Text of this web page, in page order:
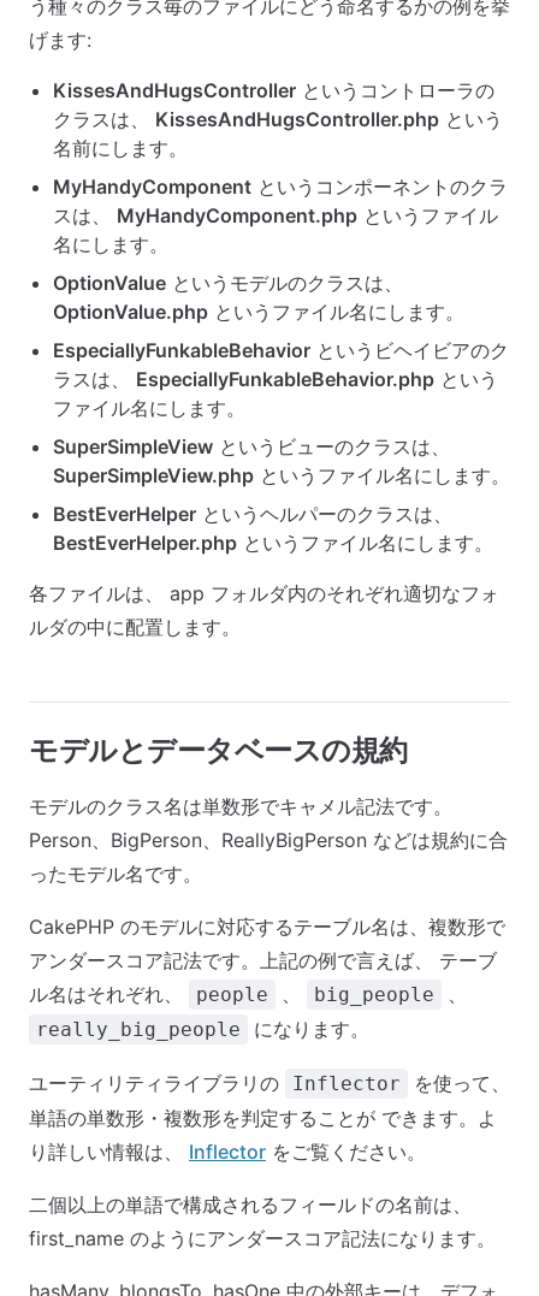
う種々のクラス毎のファイルにどう命名するかの例を挙
げます:
KissesAndHugsController というコントローラの
クラスは、 KissesAndHugsController.php という
名前にします。
MyHandyComponent というコンポーネントのクラ
スは、 MyHandyComponent.php というファイル
名にします。
OptionValue というモデルのクラスは、
OptionValue.php というファイル名にします。
EspeciallyFunkableBehavior というビヘイビアのク
ラスは、 EspeciallyFunkableBehavior.php という
ファイル名にします。
SuperSimpleView というビューのクラスは、
SuperSimpleView.php というファイル名にします。
BestEverHelper というヘルパーのクラスは、
BestEverHelper.php というファイル名にします。
各ファイルは、 app フォルダ内のそれぞれ適切なフォ
ルダの中に配置します。
モデルとデータベースの規約
モデルのクラス名は単数形でキャメル記法です。
Person、BigPerson、ReallyBigPerson などは規約に合
ったモデル名です。
CakePHP のモデルに対応するテーブル名は、複数形で
アンダースコア記法です。上記の例で言えば、 テーブ
ル名はそれぞれ、
people 、 big_people 、
really_big_people になります。
ユーティリティライブラリの Inflector
を使って、
単語の単数形・複数形を判定することが できます。よ
り詳しい情報は、 Inflector をご覧ください。
二個以上の単語で構成されるフィールドの名前は、
first_name のようにアンダースコア記法になります。
hasMany, blongsTo, hasOne 中の外部キーは、デフォ